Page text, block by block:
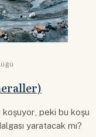
peki bu koşu
yaratacak mı?